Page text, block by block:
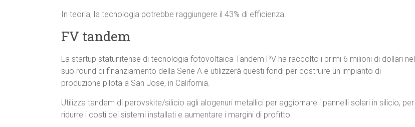
In teoria, la tecnologia potrebbe raggiungere il 43% di efficienza.
FV tandem
La startup statunitense di tecnologia fotovoltaica Tandem PV ha raccolto i primi 6 milioni di dollari nel
suo round di finanziamento della Serie A e utilizzerà questi fondi per costruire un impianto di
produzione pilota a San Jose, in California.
Utilizza tandem di perovskite/silicio agli alogenuri metallici per aggiornare i pannelli solari in silicio, per
ridurre i costi dei sistemi installati e aumentare i margini di profitto.